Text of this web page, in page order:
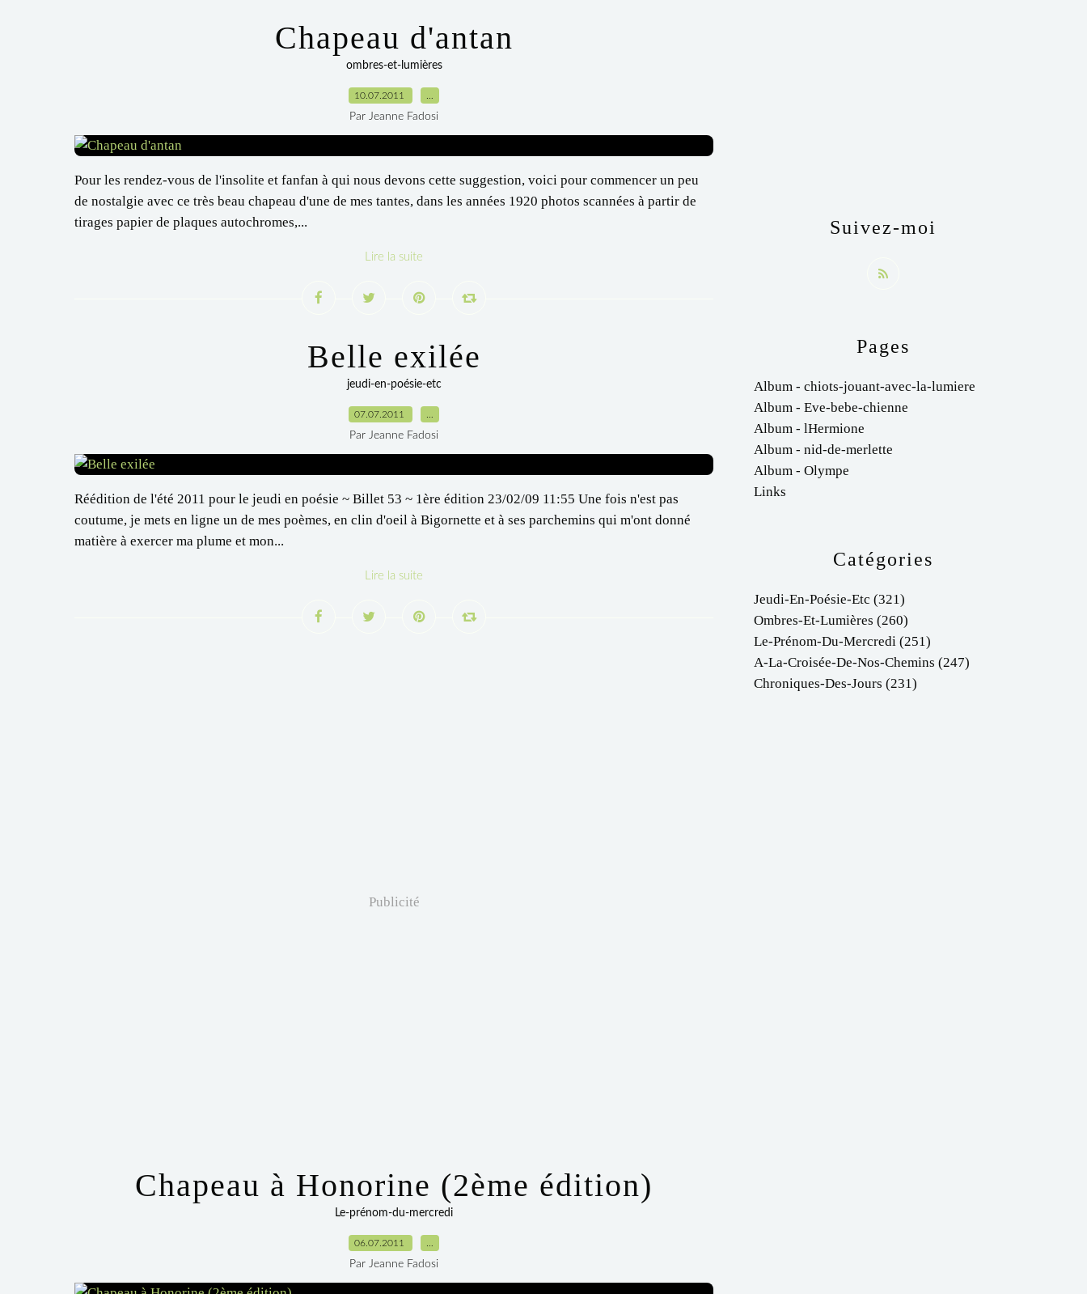
Chapeau d'antan
ombres-et-lumières
10.07.2011
Par Jeanne Fadosi
Pour les rendez-vous de l'insolite et fanfan à qui nous devons cette suggestion, voici pour commencer un peu
de nostalgie avec ce très beau chapeau d'une de mes tantes, dans les années 1920 photos scannées à partir de
tirages papier de plaques autochromes,...
Lire la suite
Belle exilée
jeudi-en-poésie-etc
07.07.2011
Par Jeanne Fadosi
Réédition de l'été 2011 pour le jeudi en poésie ~ Billet 53 ~ 1ère édition 23/02/09 11:55 Une fois n'est pas
coutume, je mets en ligne un de mes poèmes, en clin d'oeil à Bigornette et à ses parchemins qui m'ont donné
matière à exercer ma plume et mon...
Lire la suite
Publicité
Chapeau à Honorine (2ème édition)
Le-prénom-du-mercredi
06.07.2011
Par Jeanne Fadosi
Catégories
Jeudi-En-Poésie-Etc (321)
Ombres-Et-Lumières (260)
Le-Prénom-Du-Mercredi (251)
A-La-Croisée-De-Nos-Chemins (247)
Chroniques-Des-Jours (231)
Pages
Album - chiots-jouant-avec-la-lumiere
Album - Eve-bebe-chienne
Album - lHermione
Album - nid-de-merlette
Album - Olympe
Links
Suivez-moi